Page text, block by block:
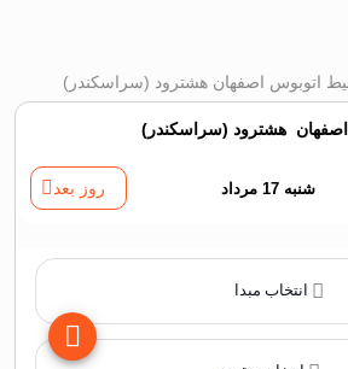
اتوبوس اصفهان هشترود (سراسکندر)
اصفهان هشترود (سراسکندر)
شنبه 17 مرداد روز بعد